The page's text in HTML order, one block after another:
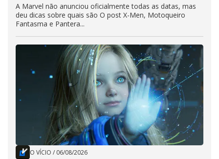
A Marvel não anunciou oficialmente todas as datas, mas
deu dicas sobre quais são O post X-Men, Motoqueiro
Fantasma e Pantera...
O VÍCIO / 06/08/2026